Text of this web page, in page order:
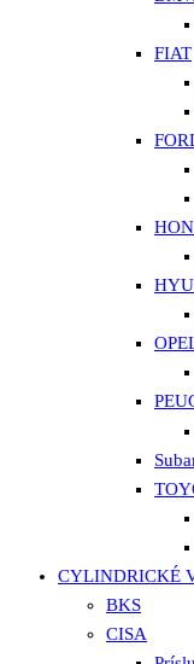
FIAT
CYLINDRICKÉ
BKS
CISA